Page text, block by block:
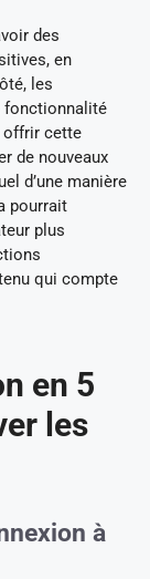
des
en
les
fonctionnalité
offrir cette
de nouveaux
d’une manière
pourrait
plus
qui compte
en 5
les
à